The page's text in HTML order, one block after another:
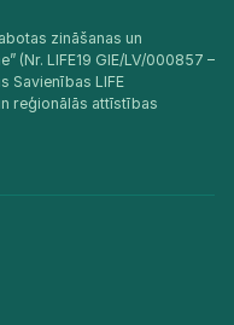
zināšanas un
(Nr. LIFE19 GIE/LV/000857 –
Savienības LIFE
reģionālās attīstības